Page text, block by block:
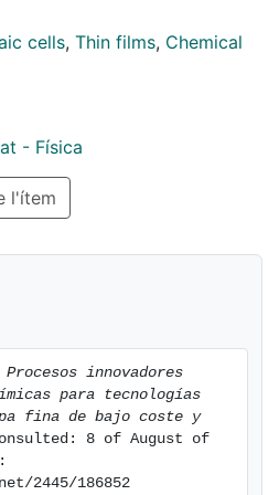
cells, Thin films, Chemical
- Física
l'ítem
Procesos innovadores
para tecnologías
fina de bajo coste y
8 of August of
2445/186852